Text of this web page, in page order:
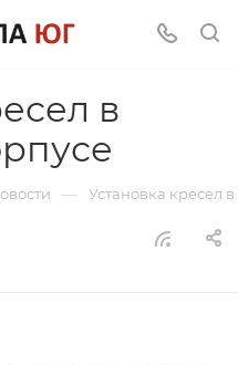
в
— Установка кресел